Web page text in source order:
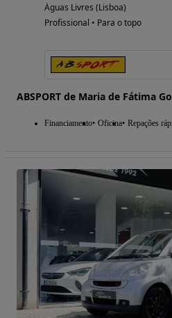
Águas Livres (Lisboa)
Profissional • Para o topo
ABSPORT de Maria de Fátima
Financiamento Oficina Repações